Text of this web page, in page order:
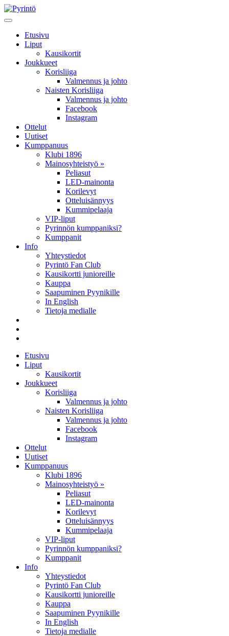
Etusivu
Liput
Kausikortit
Joukkueet
Korisliiga
Valmennus ja johto
Naisten Korisliiga
Valmennus ja johto
Facebook
Instagram
Ottelut
Uutiset
Kumppanuus
Klubi 1896
Mainosyhteistyö »
Peliasut
LED-mainonta
Korilevyt
Otteluisännyys
Kummipelaaja
VIP-liput
Pyrinnön kumppaniksi?
Kumppanit
Info
Yhteystiedot
Pyrintö Fan Club
Kausikortti junioreille
Kauppa
Saapuminen Pyynikille
In English
Tietoja medialle
Etusivu
Liput
Kausikortit
Joukkueet
Korisliiga
Valmennus ja johto
Naisten Korisliiga
Valmennus ja johto
Facebook
Instagram
Ottelut
Uutiset
Kumppanuus
Klubi 1896
Mainosyhteistyö »
Peliasut
LED-mainonta
Korilevyt
Otteluisännyys
Kummipelaaja
VIP-liput
Pyrinnön kumppaniksi?
Kumppanit
Info
Yhteystiedot
Pyrintö Fan Club
Kausikortti junioreille
Kauppa
Saapuminen Pyynikille
In English
Tietoja medialle